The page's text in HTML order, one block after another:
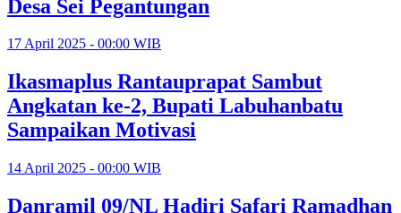
Desa Sei Pegantungan
17 April 2025 - 00:00 WIB
Ikasmaplus Rantauprapat Sambut
Angkatan ke-2, Bupati Labuhanbatu
Sampaikan Motivasi
14 April 2025 - 00:00 WIB
Danramil 09/NL Hadiri Safari Ramadhan